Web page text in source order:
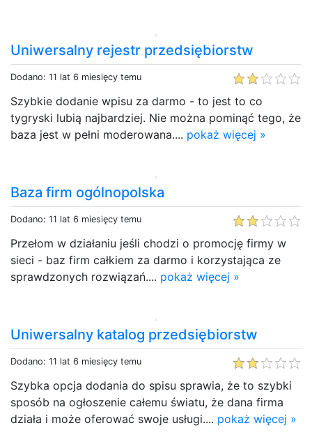
Uniwersalny rejestr przedsiębiorstw
Dodano: 11 lat 6 miesięcy temu
Szybkie dodanie wpisu za darmo - to jest to co
tygryski lubią najbardziej. Nie można pominąć tego, że
baza jest w pełni moderowana.... pokaż więcej »
Baza firm ogólnopolska
Dodano: 11 lat 6 miesięcy temu
Przełom w działaniu jeśli chodzi o promocję firmy w
sieci - baz firm całkiem za darmo i korzystająca ze
sprawdzonych rozwiązań.... pokaż więcej »
Uniwersalny katalog przedsiębiorstw
Dodano: 11 lat 6 miesięcy temu
Szybka opcja dodania do spisu sprawia, że to szybki
sposób na ogłoszenie całemu światu, że dana firma
działa i może oferować swoje usługi.... pokaż więcej »